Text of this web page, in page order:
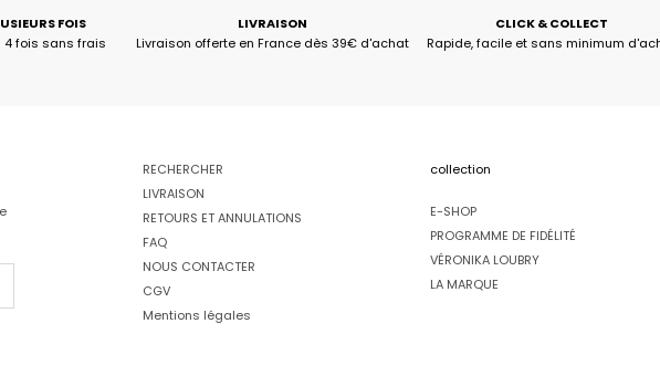
FOIS
4 fois sans frais
LIVRAISON
Livraison offerte en France dès 39€ d'achat
CLICK & COLLECT
Rapide, facile et sans minimum
RECHERCHER
LIVRAISON
RETOURS ET ANNULATIONS
FAQ
NOUS CONTACTER
CGV
Mentions légales
collection
E-SHOP
PROGRAMME DE FIDÉLITÉ
VÉRONIKA LOUBRY
LA MARQUE